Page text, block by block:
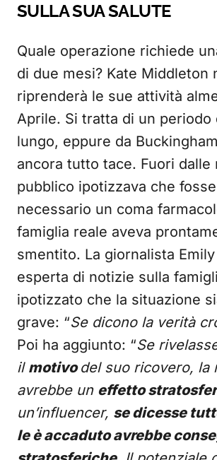
SULLA SUA SALUTE
Quale operazione richiede
di due mesi? Kate Middleton
riprenderà le sue attività
Aprile. Si tratta di un periodo
lungo, eppure da
ancora tutto tace. Fuori dalle
pubblico ipotizzava che
necessario un coma
famiglia reale aveva
smentito. La giornalista Emily
esperta di notizie sulla
ipotizzato che la situazione
grave: “Se dicono la verità
Poi ha aggiunto: “Se
il motivodel suo ricovero, la
avrebbe un effetto
un’influencer, se dicesse
le è accaduto avrebbe